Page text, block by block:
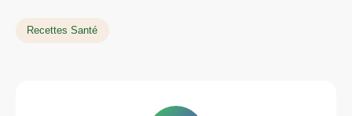
Recettes Santé